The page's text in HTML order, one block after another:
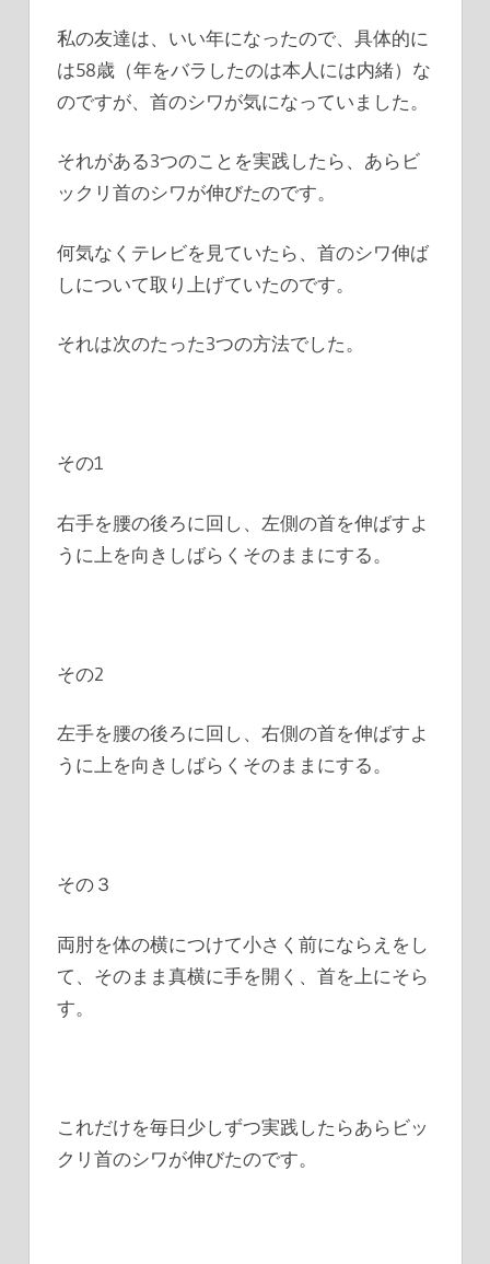
私の友達は、いい年になったので、具体的に
は58歳（年をバラしたのは本人には内緒）な
のですが、首のシワが気になっていました。
それがある3つのことを実践したら、あらビ
ックリ首のシワが伸びたのです。
何気なくテレビを見ていたら、首のシワ伸ば
しについて取り上げていたのです。
それは次のたった3つの方法でした。
その1
右手を腰の後ろに回し、左側の首を伸ばすよ
うに上を向きしばらくそのままにする。
その2
左手を腰の後ろに回し、右側の首を伸ばすよ
うに上を向きしばらくそのままにする。
その３
両肘を体の横につけて小さく前にならえをし
て、そのまま真横に手を開く、首を上にそら
す。
これだけを毎日少しずつ実践したらあらビッ
クリ首のシワが伸びたのです。